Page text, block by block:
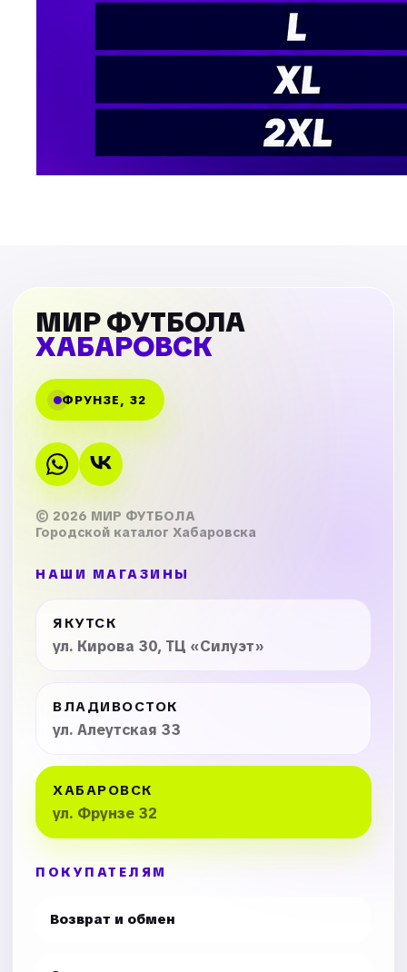
МИР ФУТБОЛА
ХАБАРОВСК
ФРУНЗЕ, 32
© 2026 МИР ФУТБОЛА
Городской каталог Хабаровска
НАШИ МАГАЗИНЫ
ЯКУТСК
ул. Кирова 30, ТЦ «Силуэт»
ВЛАДИВОСТОК
ул. Алеутская 33
ХАБАРОВСК
ул. Фрунзе 32
ПОКУПАТЕЛЯМ
Возврат и обмен